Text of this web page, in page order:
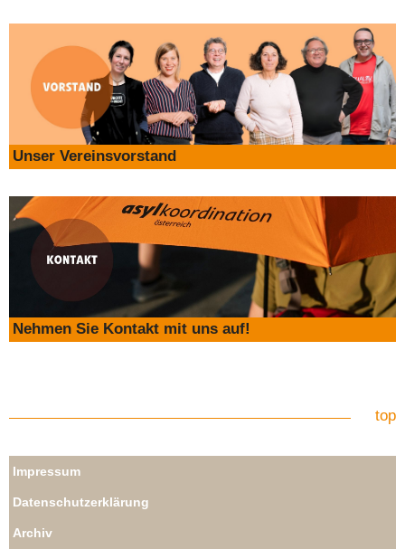
Unser Vereinsvorstand
Nehmen Sie Kontakt mit uns auf!
top
Impressum
Datenschutzerklärung
Archiv